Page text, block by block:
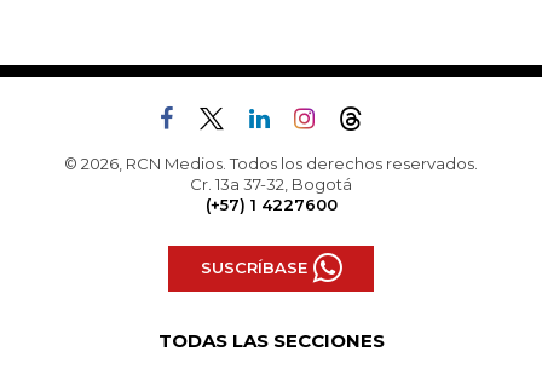
© 2026, RCN Medios. Todos los derechos reservados.
Cr. 13a 37-32, Bogotá
(+57) 1 4227600
SUSCRÍBASE
TODAS LAS SECCIONES